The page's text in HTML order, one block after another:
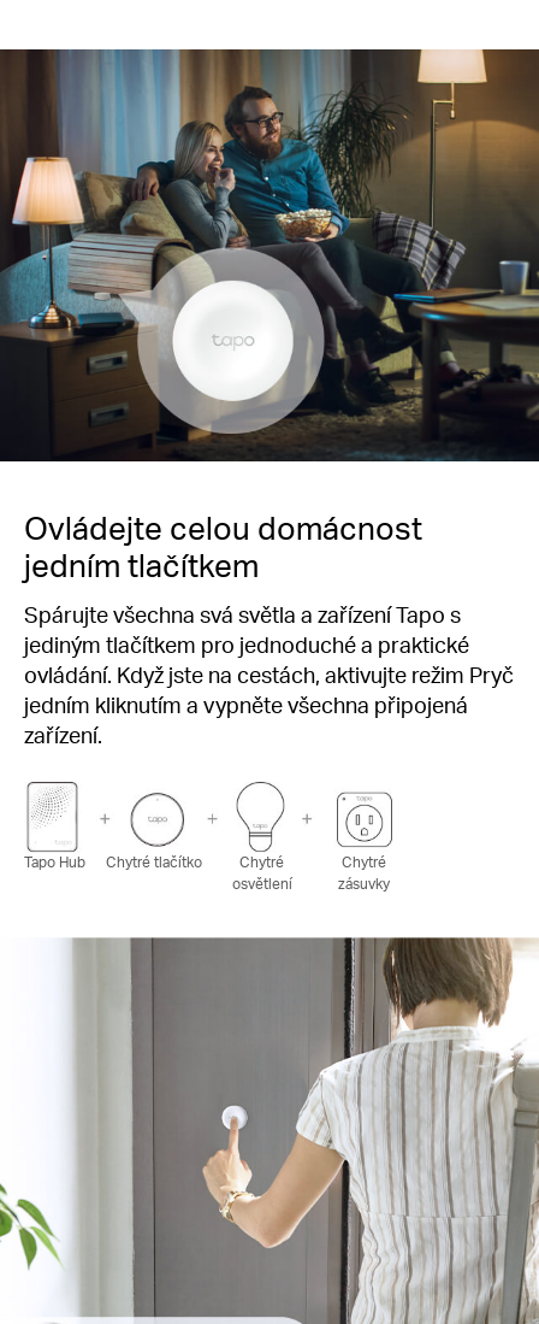
Ovládejte celou domácnost
jedním tlačítkem
Spárujte všechna svá světla a zařízení Tapo s
jediným tlačítkem pro jednoduché a praktické
ovládání. Když jste na cestách, aktivujte režim Pryč
jedním kliknutím a vypněte všechna připojená
zařízení.
Tapo Hub Chytré tlačítko
Chytré
osvětlení
Chytré
zásuvky